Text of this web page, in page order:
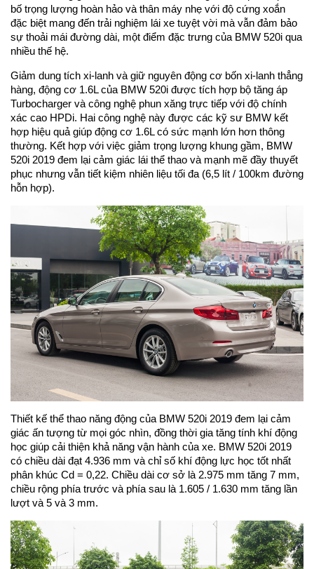
bố trọng lượng hoàn hảo và thân máy nhẹ với độ cứng xoắn
đặc biệt mang đến trải nghiệm lái xe tuyệt vời mà vẫn đảm bảo
sự thoải mái đường dài, một điểm đặc trưng của BMW 520i qua
nhiều thế hệ.
Giảm dung tích xi-lanh và giữ nguyên động cơ bốn xi-lanh thẳng
hàng, động cơ 1.6L của BMW 520i được tích hợp bộ tăng áp
Turbocharger và công nghệ phun xăng trực tiếp với độ chính
xác cao HPDi. Hai công nghệ này được các kỹ sư BMW kết
hợp hiệu quả giúp động cơ 1.6L có sức mạnh lớn hơn thông
thường. Kết hợp với việc giảm trọng lượng khung gầm, BMW
520i 2019 đem lại cảm giác lái thể thao và mạnh mẽ đầy thuyết
phục nhưng vẫn tiết kiệm nhiên liệu tối đa (6,5 lít / 100km đường
hỗn hợp).
Thiết kế thể thao năng động của BMW 520i 2019 đem lại cảm
giác ấn tượng từ mọi góc nhìn, đồng thời gia tăng tính khí động
học giúp cải thiện khả năng vận hành của xe. BMW 520i 2019
có chiều dài đạt 4.936 mm và chỉ số khí động lực học tốt nhất
phân khúc Cd = 0,22. Chiều dài cơ sở là 2.975 mm tăng 7 mm,
chiều rộng phía trước và phía sau là 1.605 / 1.630 mm tăng lần
lượt và 5 và 3 mm.